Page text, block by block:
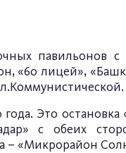
павильонов
«60 лицей»,
Это остановка
с обеих
– «Микрорайон